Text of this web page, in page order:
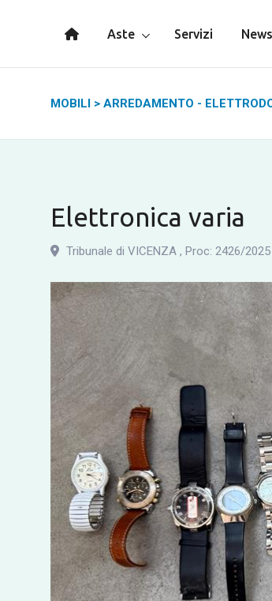
Aste Servizi News
MOBILI > ARREDAMENTO -
Elettronica varia
Tribunale di VICENZA , Proc: 2426/2025